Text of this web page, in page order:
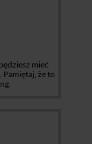
mieć
Pamiętaj, że to